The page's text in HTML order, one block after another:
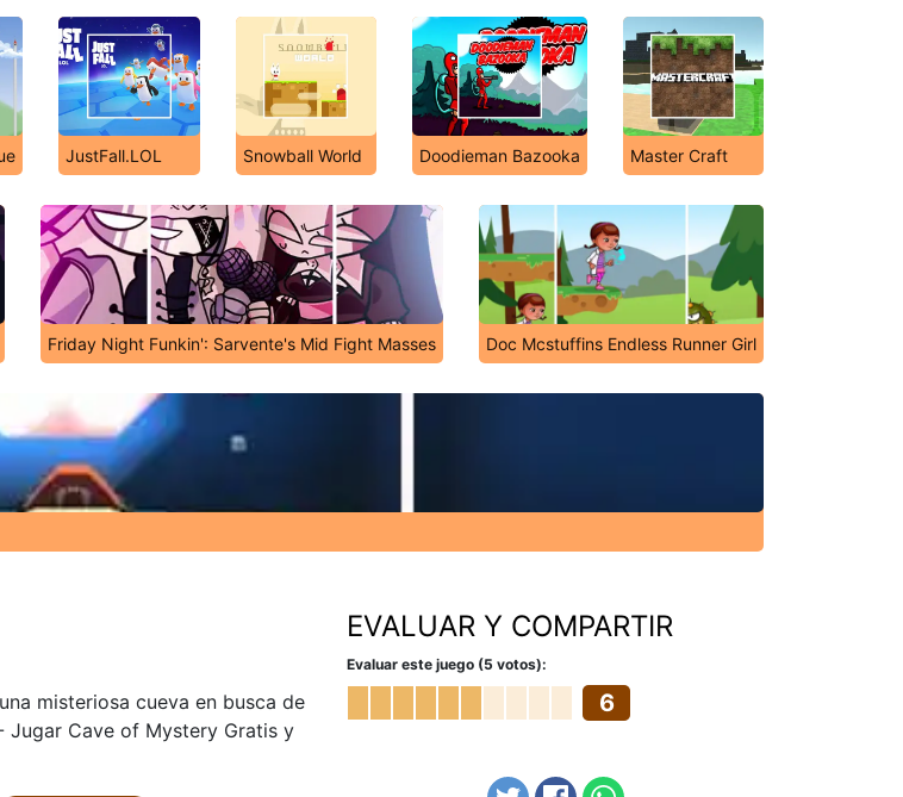
JustFall.LOL Snowball World Doodieman Bazooka Master Craft
Friday Night Funkin': Sarvente's Mid Fight Masses Doc Mcstuffins Endless Runner Girl
misteriosa cueva en busca de
Jugar Cave of Mystery Gratis y
EVALUAR Y COMPARTIR
Evaluar este juego (5 votos):
6